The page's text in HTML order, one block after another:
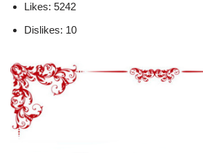
Likes: 5242
Dislikes: 10